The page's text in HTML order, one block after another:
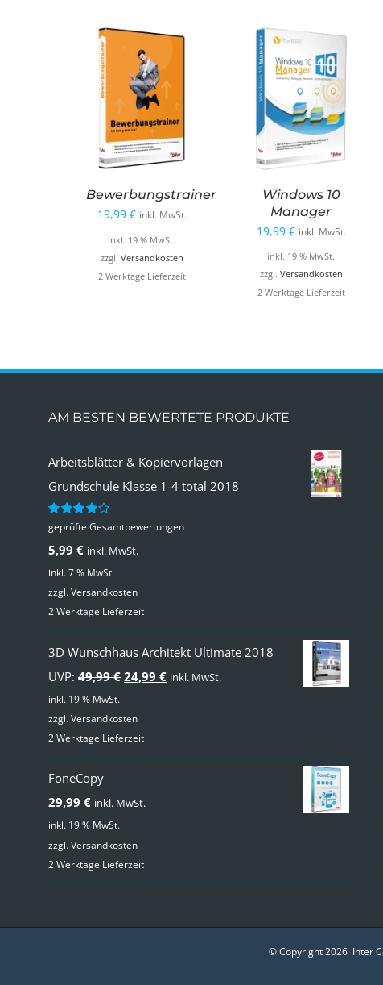
Bewerbungstrainer
19,99 € inkl. MwSt.
inkl. 19 % MwSt.
zzgl. Versandkosten
2 Werktage Lieferzeit
Windows 10
Manager
19,99 € inkl. MwSt.
inkl. 19 % MwSt.
zzgl. Versandkosten
2 Werktage Lieferzeit
AM BESTEN BEWERTETE PRODUKTE
Arbeitsblätter & Kopiervorlagen
Grundschule Klasse 1-4 total 2018
Bewertet
von 5
geprüfte Gesamtbewertungen
5,99 € inkl. MwSt.
inkl. 7 % MwSt.
zzgl.Versandkosten
2 Werktage Lieferzeit
3D Wunschhaus Architekt Ultimate 2018
UVP: 49,99€ Ursprünglicher
war:
24,99 €Aktueller
inkl. MwSt.
inkl. 19 % MwSt.
zzgl.Versandkosten
2 Werktage Lieferzeit
FoneCopy
29,99 € inkl. MwSt.
inkl. 19 % MwSt.
zzgl.Versandkosten
2 Werktage Lieferzeit
© Copyright2026 Inter